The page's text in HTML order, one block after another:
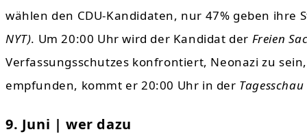
wählen den CDU-Kandidaten, nur 47% geben ihre
NYT). Um 20:00 Uhr wird der Kandidat der Freien
Verfassungsschutzes konfrontiert, Neonazi zu
empfunden, kommt er 20:00 Uhr in der Tagesschau
9. Juni | wer dazu